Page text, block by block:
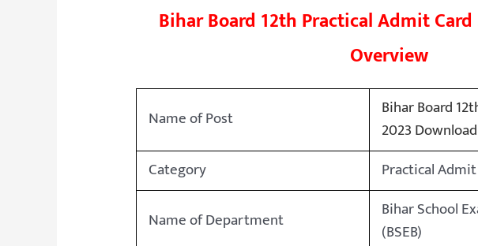
Bihar Board 12th Practical Admit
Overview
Name of Post
Bihar Board
2023 Download
Category
Practical
Name of Department
Bihar School
(BSEB)